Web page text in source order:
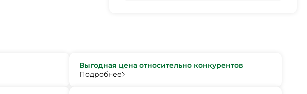
Выгодная цена относительно конкурентов
Подробнее